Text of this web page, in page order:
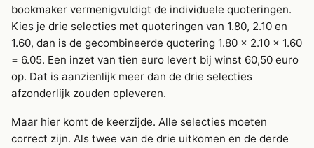
bookmaker vermenigvuldigt de individuele quoteringen.
Kies je drie selecties met quoteringen van 1.80, 2.10 en
1.60, dan is de gecombineerde quotering 1.80 x 2.10 x 1.60
= 6.05. Een inzet van tien euro levert bij winst 60,50 euro
op. Dat is aanzienlijk meer dan de drie selecties
afzonderlijk zouden opleveren.
Maar hier komt de keerzijde. Alle selecties moeten
correct zijn. Als twee van de drie uitkomen en de derde